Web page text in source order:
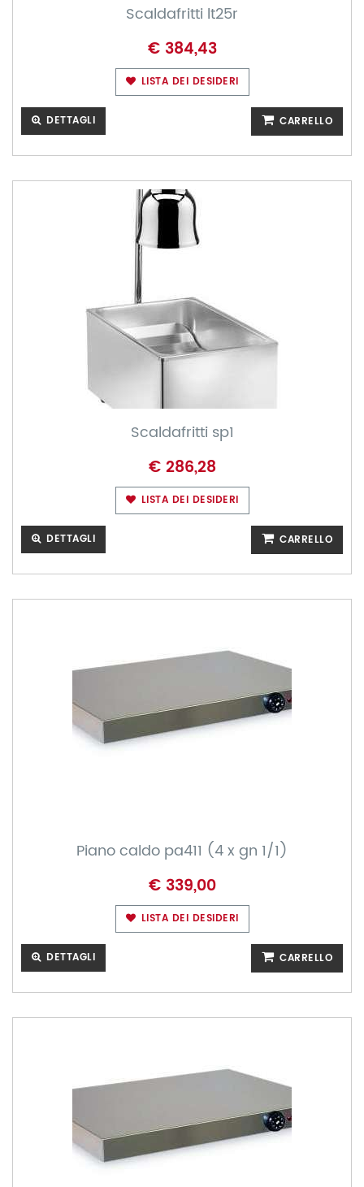
Scaldafritti lt25r
€ 384,43
LISTA DEI DESIDERI
DETTAGLI CARRELLO
Scaldafritti sp1
€ 286,28
LISTA DEI DESIDERI
DETTAGLI CARRELLO
Piano caldo pa411 (4 x gn 1/1)
€ 339,00
LISTA DEI DESIDERI
DETTAGLI CARRELLO